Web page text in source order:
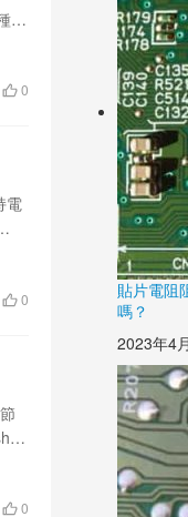
有
0
電
0
0
貼片電阻
嗎？
2023年4